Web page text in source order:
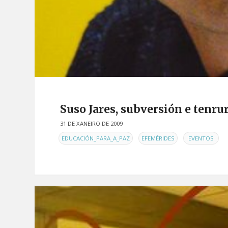
Suso Jares, subversión e
31 DE XANEIRO DE 2009
ENEDUCACIÓN_PARA_A_PAZ EFEMÉRIDES EVENTOS